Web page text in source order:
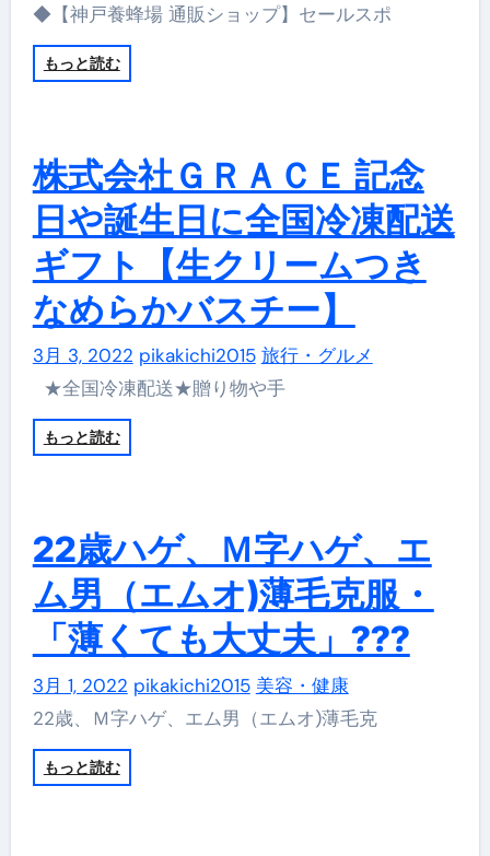
◆【神戸養蜂場 通販ショップ】セールスポ
もっと読む
株式会社ＧＲＡＣＥ 記念
日や誕生日に全国冷凍配送
ギフト【生クリームつき
なめらかバスチー】
3月 3, 2022 pikakichi2015 旅行・グルメ
★全国冷凍配送★贈り物や手
もっと読む
22歳ハゲ、Ｍ字ハゲ、エ
ム男（エムオ)薄毛克服・
「薄くても大丈夫」???
3月 1, 2022 pikakichi2015 美容・健康
22歳、Ｍ字ハゲ、エム男（エムオ)薄毛克
もっと読む